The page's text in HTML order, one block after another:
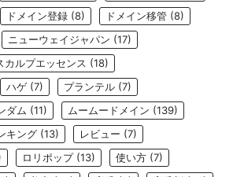
ドメイン登録 (8) ドメイン移管 (8)
ニューウェイジャパン (17)
カルプエッセンス (18)
ハゲ (7) プランテル (7)
ダム (11) ムームードメイン (139)
キング (13) レビュー (7)
ロリポップ(13) 使い方 (7)